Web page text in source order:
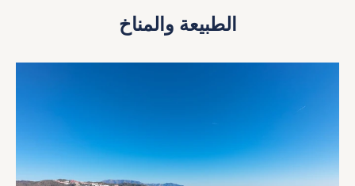
الطبيعة والمناخ